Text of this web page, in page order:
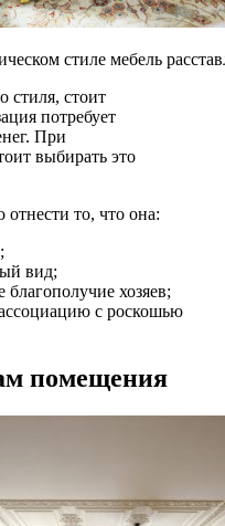
стиле мебель
стиля, стоит
потребует
При
выбирать это
то, что она:
вид;
благополучие хозяев;
с роскошью
помещения